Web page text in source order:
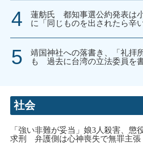
蓮舫氏 都知事選公約発表は
に「同じものを出されたら辛
靖国神社への落書き、「礼拝
も 過去に台湾の立法委員を
社会
「強い非難が妥当」娘3人殺害、懲
求刑 弁護側は心神喪失で無罪主